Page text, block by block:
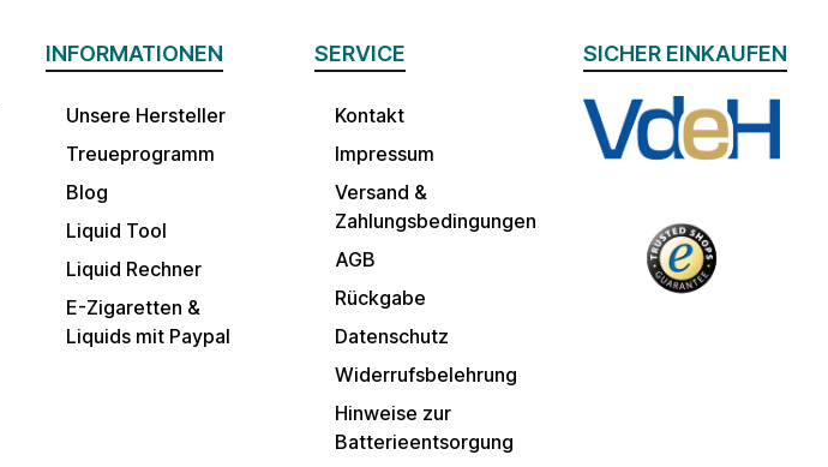
INFORMATIONEN
Unsere Hersteller
Treueprogramm
Blog
Liquid Tool
Liquid Rechner
E-Zigaretten &
Liquids mit Paypal
SERVICE
Kontakt
Impressum
Versand &
Zahlungsbedingungen
AGB
Rückgabe
Datenschutz
Widerrufsbelehrung
Hinweise zur
Batterieentsorgung
SICHER EINKAUFEN